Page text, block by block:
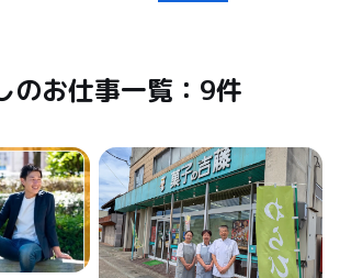
のお仕事一覧：9件